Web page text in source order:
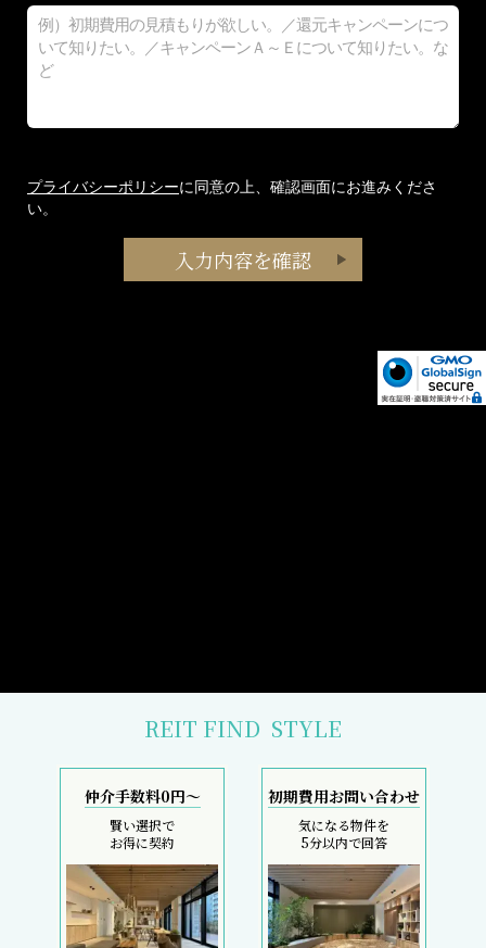
プライバシーポリシーに同意の上、確認画面にお進みくださ
い。
REIT FIND STYLE
仲介手数料0円～
賢い選択で
お得に契約
初期費用お問い合わせ
気になる物件を
5分以内で回答